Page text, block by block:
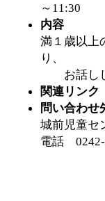
～11:30
内容
満１歳以上
り、
お話しし
関連リンク
問い合わせ
城前児童セ
電話 0242-